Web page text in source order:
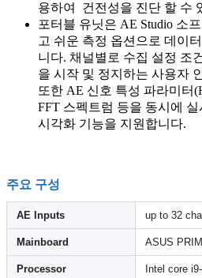
용하여 건전성을 진단 할 수
포터블 유닛은 AE Studio 소
고 쉬운 측정 옵션으로 데이
니다. 채널별로 수집 설정 조
을 시작 및 정지하는 사용자
또한 AE 신호 특성 파라미터
FFT 스펙트럼 등을 동시에
시각화 기능을 지원합니다.
주요 구성
AE Inputs up to 32
Mainboard ASUS
Processor Intel core